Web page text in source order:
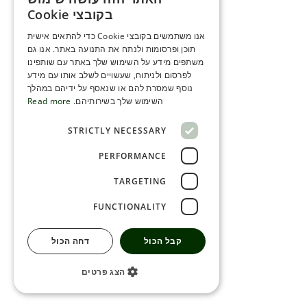
ENGLISH
SERBIA
HEBREW
RUSSIAN
SERBIAN-2
בקובצי Cookie
אנו משתמשים בקובצי Cookie כדי להתאים אישית
תוכן ופרסומות ולנתח את התנועה באתר. אנו גם
משתפים מידע על השימוש שלך באתר עם שותפינו
לפרסום ולניתוח, שעשויים לשלב אותו עם מידע
נוסף שמסרת להם או שנאסף על ידיהם במהלך
השימוש שלך בשירותיהם. Read more
STRICTLY NECESSARY
PERFORMANCE
TARGETING
FUNCTIONALITY
קבל הכול דחה הכול
הצג פרטים